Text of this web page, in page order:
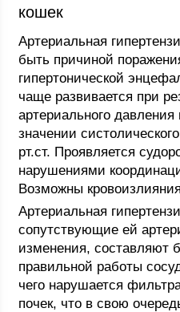
кошек
Артериальная
быть причиной
гипертонической
чаще развивается при
артериального
значении
рт.ст. Проявляется
нарушениями
Возможны
Артериальная
сопутствующие ей
изменения, составляют
правильной работы
чего нарушается
почек, что в свою